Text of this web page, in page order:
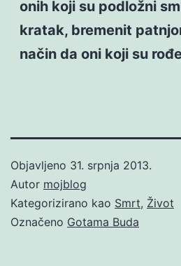
onih koji su podložni
kratak, bremenit
način da oni koji su
Objavljeno 31. srpnja 2013.
Autor mojblog
Kategorizirano kao Smrt, Život
Označeno Gotama Buda